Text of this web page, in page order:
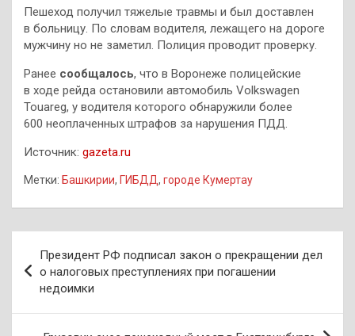
Пешеход получил тяжелые травмы и был доставлен
в больницу. По словам водителя, лежащего на дороге
мужчину но не заметил. Полиция проводит проверку.
Ранее сообщалось, что в Воронеже полицейские
в ходе рейда остановили автомобиль Volkswagen
Touareg, у водителя которого обнаружили более
600 неоплаченных штрафов за нарушения ПДД.
Источник: gazeta.ru
Метки: Башкирии, ГИБДД , городе Кумертау
по
записям
Президент РФ подписал закон о прекращении дел
о налоговых преступлениях при погашении
недоимки